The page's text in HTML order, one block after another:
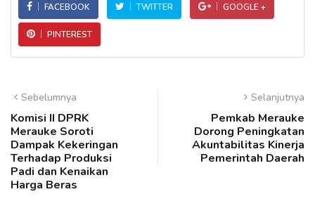
FACEBOOK TWITTER GOOGLE +
PINTEREST
Sebelumnya
Komisi II DPRK
Merauke Soroti
Dampak Kekeringan
Terhadap Produksi
Padi dan Kenaikan
Harga Beras
Selanjutnya
Pemkab Merauke
Dorong Peningkatan
Akuntabilitas Kinerja
Pemerintah Daerah